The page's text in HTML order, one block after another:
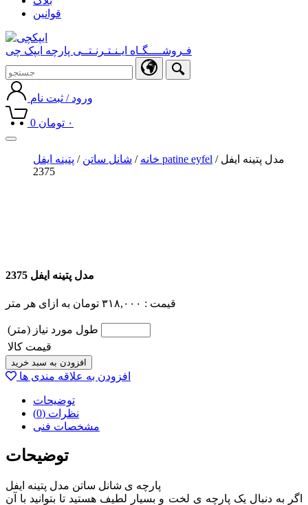
قوانین
فـروشــــگـاه ایـنـتـرنـتــی پارچه ایپک چی
ورود / ثبت نام
0 ۰ تومان
Toggle
navigation
خانه / شانل ساتن / پتینه ایفل patine eyfel / مدل پتینه ایفل
2375
مدل پتینه ایفل 2375
قیمت : ۳۱۸,۰۰۰ تومان به ازای هر متر
طول مورد نیاز (متر)
قیمت کالا
افزودن به سبد خرید
افزودن به علاقه مندی ها
توضیحات
نظرات (0)
مشخصات فنی
توضیحات
پارچه ی شانل ساتن مدل پتینه ایفل
اگر به دنبال یک پارچه ی لخت و بسیار لطیف هستید تا بتوانید با آن